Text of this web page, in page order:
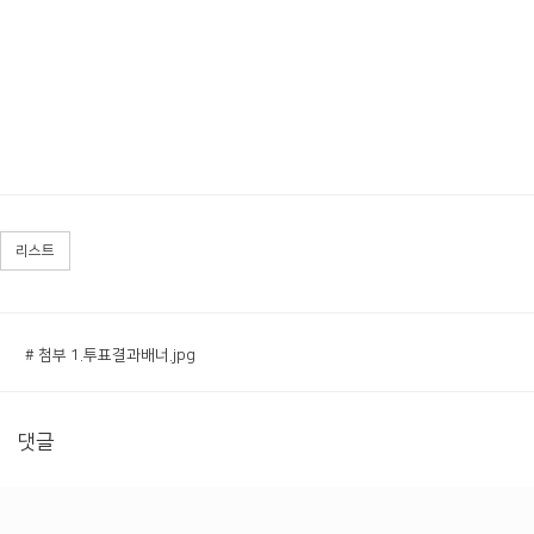
리스트
# 첨부 1.투표결과배너.jpg
댓글